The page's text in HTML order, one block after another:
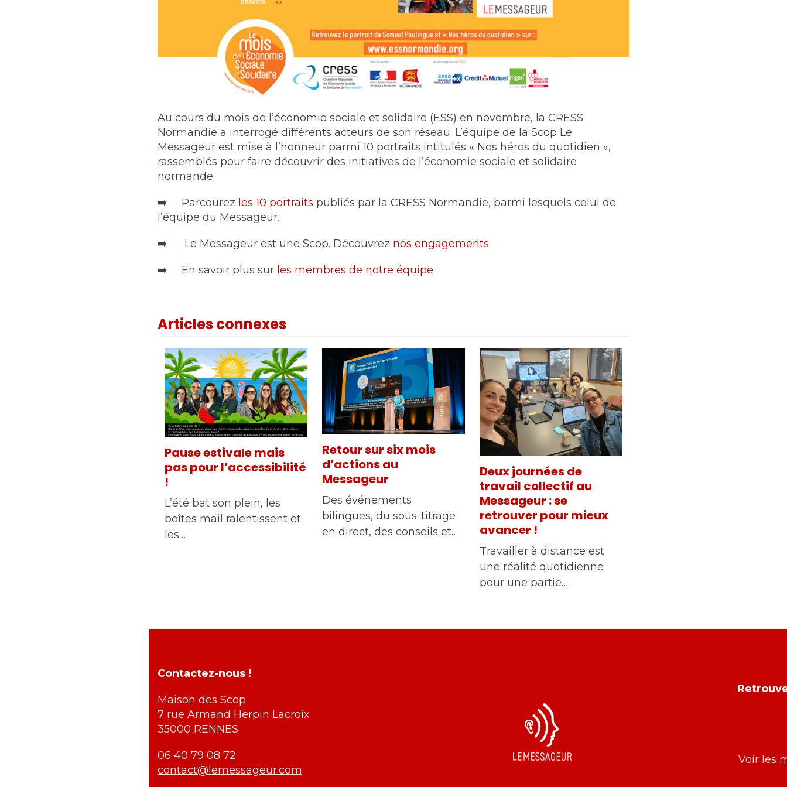
Au cours du mois de l’économie sociale et solidaire (ESS) en novembre, la CRESS
Normandie a interrogé différents acteurs de son réseau. L’équipe de la Scop Le
Messageur est mise à l’honneur parmi 10 portraits intitulés « Nos héros du quotidien »,
rassemblés pour faire découvrir des initiatives de l’économie sociale et solidaire
normande.
➡️ Parcourez les 10 portraits publiés par la CRESS Normandie, parmi lesquels celui de
l’équipe du Messageur.
➡️ Le Messageur est une Scop. Découvrez nos engagements
➡️ En savoir plus sur les membres de notre équipe
Articles connexes
Pause estivale mais
pas pour l’accessibilité
!
L’été bat son plein, les
boîtes mail ralentissent et
les…
Retour sur six mois
d’actions au
Messageur
Des événements
bilingues, du sous-titrage
en direct, des conseils et…
Deux journées de
travail collectif au
Messageur : se
retrouver pour mieux
avancer !
Travailler à distance est
une réalité quotidienne
pour une partie…
Contactez-nous !
Maison des Scop
7 rue Armand Herpin Lacroix
35000 RENNES
06 40 79 08 72
contact@lemessageur.com
Voir les